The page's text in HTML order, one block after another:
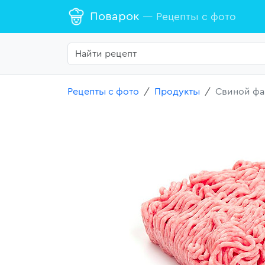
Поварок — Рецепты с фото
Рецепты с фото Продукты Свиной